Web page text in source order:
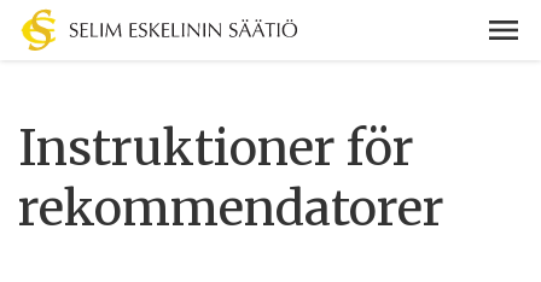
Instruktioner för
rekommendatorer